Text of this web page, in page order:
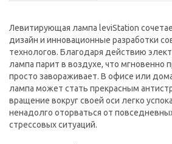
Левитирующая лампа leviStation
дизайн и инновационные разработки
технологов. Благодаря действию
лампа парит в воздухе, что мгновенно
просто завораживает. В офисе или
лампа может стать прекрасным
вращение вокруг своей оси легко
ненадолго оторваться от
стрессовых ситуаций.